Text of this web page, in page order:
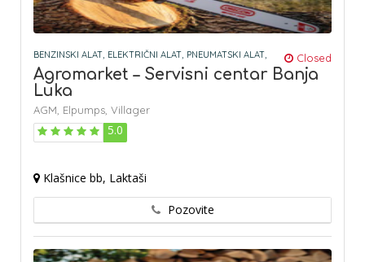
BENZINSKI ALAT, ELEKTRIČNI ALAT, PNEUMATSKI ALAT, Closed
Agromarket – Servisni centar Banja
Luka
AGM, Elpumps, Villager
5.0
Klašnice bb, Laktaši
Pozovite